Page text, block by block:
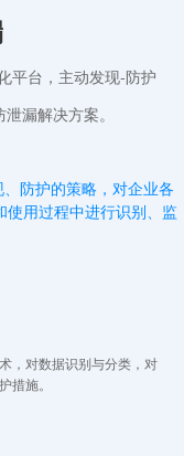
平台，主动发现-防护
漏解决方案。
防护的策略，对企业各
使用过程中进行识别、监
，对数据识别与分类，对
措施。